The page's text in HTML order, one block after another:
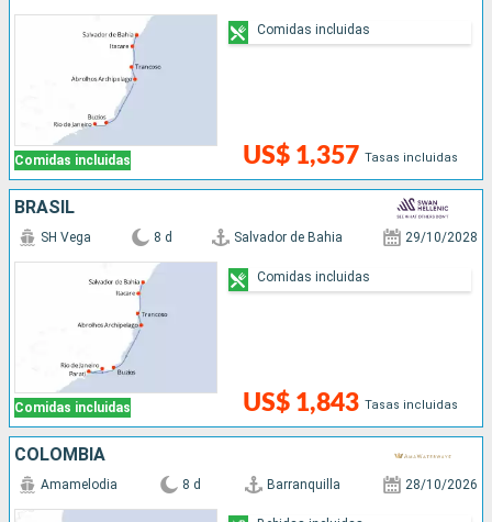
Comidas incluidas US$ 1,357 Tasas incluidas
Comidas incluidas
BRASIL
Comidas incluidas
SH Vega 8 d Salvador de Bahia 29/10/2028
US$ 1,843 Tasas incluidas
Comidas incluidas
COLOMBIA
Amamelodia 8 d Barranquilla 28/10/2026